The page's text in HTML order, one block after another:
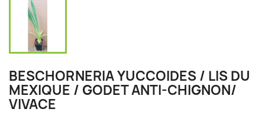
BESCHORNERIA YUCCOIDES / LIS DU
MEXIQUE / GODET ANTI-CHIGNON/
VIVACE